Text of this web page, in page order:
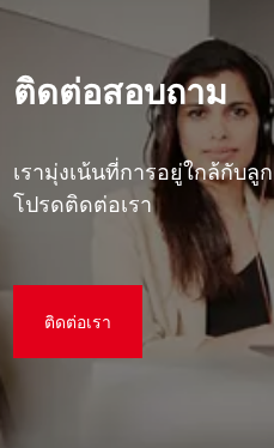
ติดต่อสอบถาม
เรามุ่งเน้นที่การอยู่ใกล้กับ
โปรดติดต่อเรา
ติดต่อเรา